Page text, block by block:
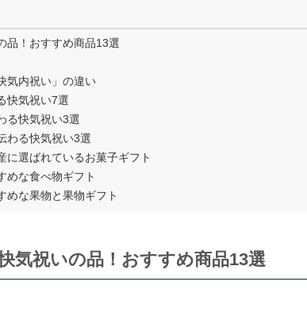
品！おすすめ商品13選
気内祝い」の違い
快気祝い7選
る快気祝い3選
わる快気祝い3選
選ばれているお菓子ギフト
めな食べ物ギフト
めな果物と果物ギフト
気祝いの品！おすすめ商品13選